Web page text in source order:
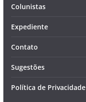
Colunistas
Expediente
Contato
Sugestões
Política de Privacidade